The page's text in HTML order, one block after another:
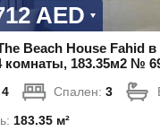
AED
Beach House Fahid
183.35м2 №
4 Спален:3
183.35 м²